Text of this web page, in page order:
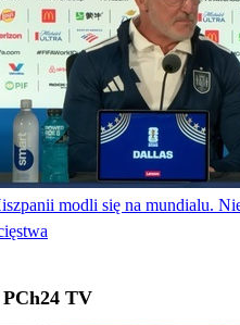
modli się na mundialu.
TV